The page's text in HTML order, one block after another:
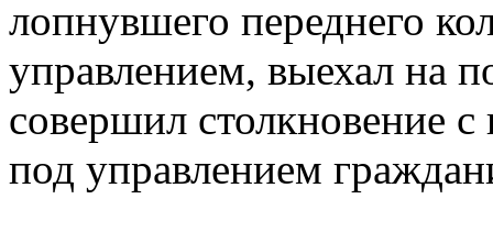
лопнувшего переднего
управлением, выехал на
совершил столкновение
под управлением